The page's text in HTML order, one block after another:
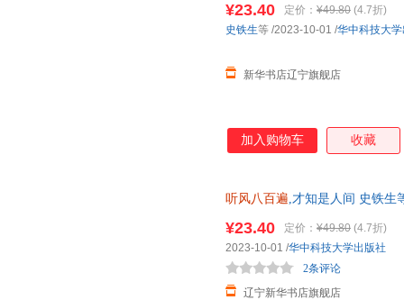
《听风八百遍，方知是人间》
与自己和解，活出生活的从容
¥23.40 定价： ¥49.80 (4.7折)
新华书店辽宁旗舰店
史铁生等 /2023-10-01 /华中科技大
加入购物车 收藏
听风八百遍,才知是人间 史铁生
¥23.40 定价： ¥49.80 (4.7折)
辽宁新华书店旗舰店
2条评论
2023-10-01 /华中科技大学出版社